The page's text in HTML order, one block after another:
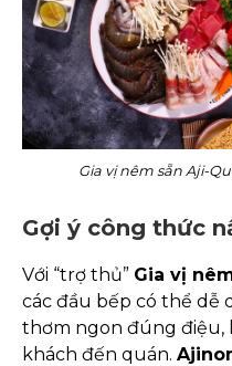
Gia vị nêm sẵn Aji-
Gợi ý công thức
Với “trợ thủ” Gia vị
các đầu bếp có thể dễ
thơm ngon đúng điệu,
khách đến quán.